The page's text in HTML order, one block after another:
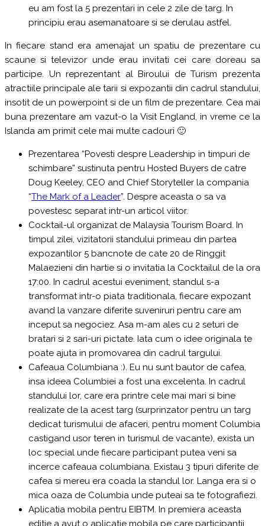
eu am fost la 5 prezentari in cele 2 zile de targ. In
principiu erau asemanatoare si se derulau astfel.
In fiecare stand era amenajat un spatiu de prezentare cu
scaune si televizor unde erau invitati cei care doreau sa
participe. Un reprezentant al Biroului de Turism prezenta
atractiile principale ale tarii si expozantii din cadrul standului,
insotit de un powerpoint si de un film de prezentare. Cea mai
buna prezentare am vazut-o la Visit England, in vreme ce la
Islanda am primit cele mai multe cadouri 🙂
Prezentarea “Povesti despre Leadership in timpuri de
schimbare” sustinuta pentru Hosted Buyers de catre
Doug Keeley, CEO and Chief Storyteller la compania
“The Mark of a Leader”. Despre aceasta o sa va
povestesc separat intr-un articol viitor.
Cocktail-ul organizat de Malaysia Tourism Board. In
timpul zilei, vizitatorii standului primeau din partea
expozantilor 5 bancnote de cate 20 de Ringgit
Malaezieni din hartie si o invitatia la Cocktailul de la ora
17:00. In cadrul acestui eveniment, standul s-a
transformat intr-o piata traditionala, fiecare expozant
avand la vanzare diferite suveniruri pentru care am
inceput sa negociez. Asa m-am ales cu 2 seturi de
bratari si 2 sari-uri pictate. Iata cum o idee originala te
poate ajuta in promovarea din cadrul targului.
Cafeaua Columbiana :). Eu nu sunt bautor de cafea,
insa ideea Columbiei a fost una excelenta. In cadrul
standului lor, care era printre cele mai mari si bine
realizate de la acest targ (surprinzator pentru un targ
dedicat turismului de afaceri, pentru moment Columbia
castigand usor teren in turismul de vacante), exista un
loc special unde fiecare participant putea veni sa
incerce cafeaua columbiana. Existau 3 tipuri diferite de
cafea si mereu era coada la standul lor. Langa era si o
mica oaza de Columbia unde puteai sa te fotografiezi.
Aplicatia mobila pentru EIBTM. In premiera aceasta
editie a avut o aplicatie mobila pe care participantii